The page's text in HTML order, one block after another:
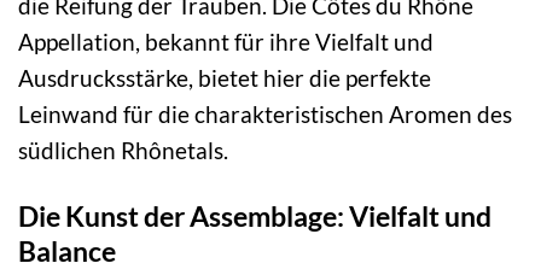
Appellation, bekannt für ihre Vielfalt und
Ausdrucksstärke, bietet hier die perfekte
Leinwand für die charakteristischen Aromen des
südlichen Rhônetals.
Die Kunst der Assemblage: Vielfalt und
Balance